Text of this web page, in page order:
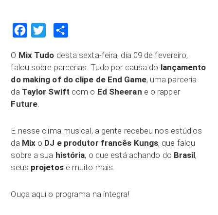
Facebook Twitter
O Mix Tudo desta sexta-feira, dia 09 de fevereiro,
falou sobre parcerias. Tudo por causa do lançamento
do making of do clipe de End Game, uma parceria
da Taylor Swift com o Ed Sheeran e o rapper
Future.
E nesse clima musical, a gente recebeu nos estúdios
da Mix o DJ e produtor francês Kungs, que falou
sobre a sua história, o que está achando do Brasil,
seus projetose muito mais.
Ouça aqui o programa na íntegra!